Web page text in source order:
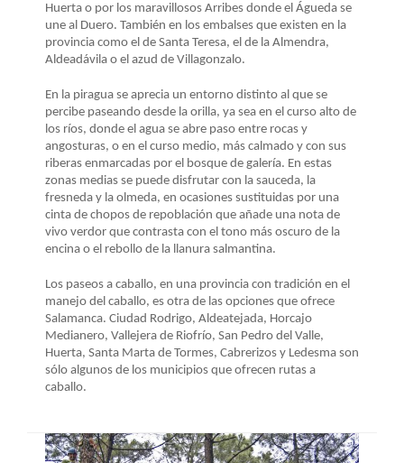
Huerta o por los maravillosos Arribes donde el Águeda se
une al Duero. También en los embalses que existen en la
provincia como el de Santa Teresa, el de la Almendra,
Aldeadávila o el azud de Villagonzalo.
En la piragua se aprecia un entorno distinto al que se
percibe paseando desde la orilla, ya sea en el curso alto de
los ríos, donde el agua se abre paso entre rocas y
angosturas, o en el curso medio, más calmado y con sus
riberas enmarcadas por el bosque de galería. En estas
zonas medias se puede disfrutar con la sauceda, la
fresneda y la olmeda, en ocasiones sustituidas por una
cinta de chopos de repoblación que añade una nota de
vivo verdor que contrasta con el tono más oscuro de la
encina o el rebollo de la llanura salmantina.
Los paseos a caballo, en una provincia con tradición en el
manejo del caballo, es otra de las opciones que ofrece
Salamanca. Ciudad Rodrigo, Aldeatejada, Horcajo
Medianero, Vallejera de Riofrío, San Pedro del Valle,
Huerta, Santa Marta de Tormes, Cabrerizos y Ledesma son
sólo algunos de los municipios que ofrecen rutas a
caballo.